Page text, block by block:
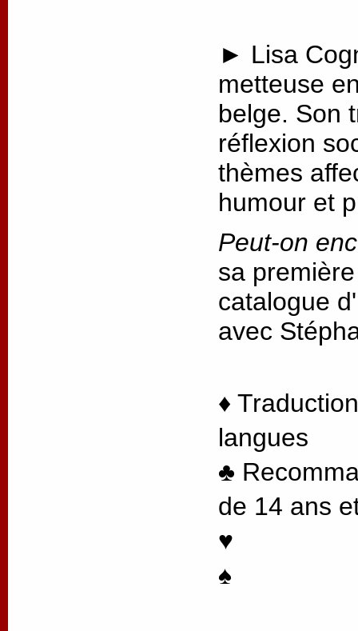
► Lisa
metteuse
belge. Son
réflexion
thèmes
humour et
Peut-on
sa
catalogue
avec
♦
langues
♣
de 14 ans
♥
♠